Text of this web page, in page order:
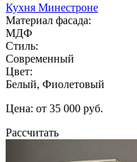
Кухня Минестроне
Материал фасада:
МДФ
Стиль:
Современный
Цвет:
Белый, Фиолетовый
Цена: от 35 000 руб.
Рассчитать